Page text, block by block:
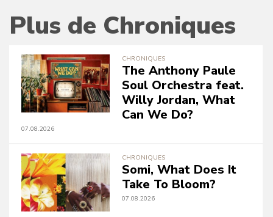
Plus de Chroniques
CHRONIQUES
The Anthony Paule
Soul Orchestra feat.
Willy Jordan, What
Can We Do?
07.08.2026
CHRONIQUES
Somi, What Does It
Take To Bloom?
07.08.2026